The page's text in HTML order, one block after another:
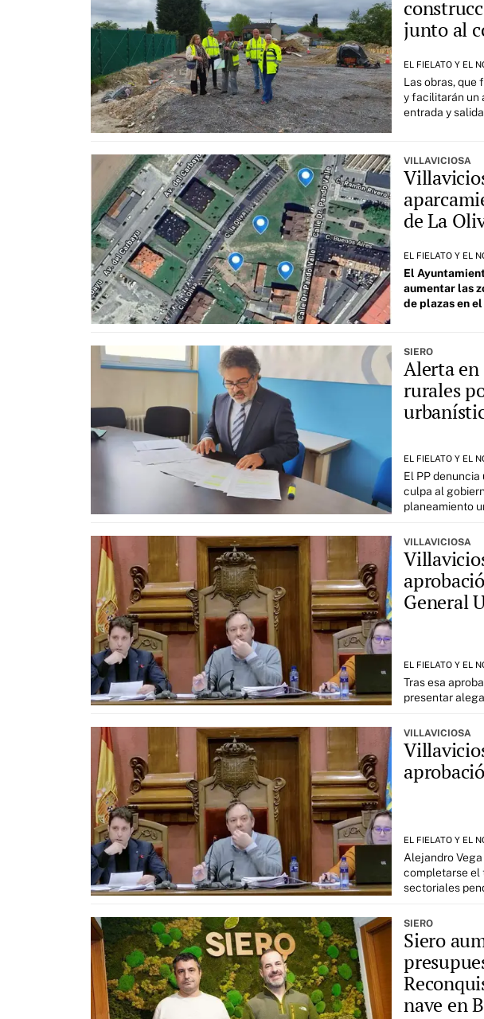
junto al
EL FIELATO Y EL
Las obras, que
y facilitarán un
entrada y
VILLAVICIOSA
de La
EL FIELATO Y EL
El
aumentar las
de plazas en
SIERO
Alerta en
rurales
EL FIELATO Y EL
El PP
culpa al
planeamiento
VILLAVICIOSA
General
EL FIELATO Y EL
Tras esa
presentar
VILLAVICIOSA
EL FIELATO Y EL
Alejandro
completarse el
sectoriales
SIERO
Siero
nave en